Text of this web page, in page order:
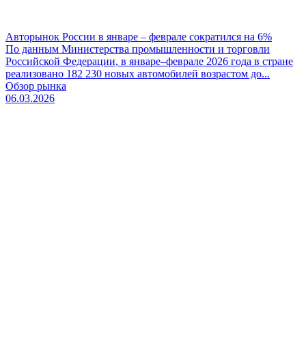
Авторынок России в январе – феврале сократился на 6%
По данным Министерства промышленности и торговли
Российской Федерации, в январе–феврале 2026 года в стране
реализовано 182 230 новых автомобилей возрастом до...
Обзор рынка
06.03.2026